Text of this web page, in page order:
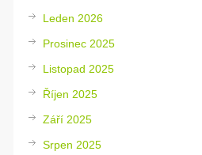
Leden 2026
Prosinec 2025
Listopad 2025
Říjen 2025
Září 2025
Srpen 2025